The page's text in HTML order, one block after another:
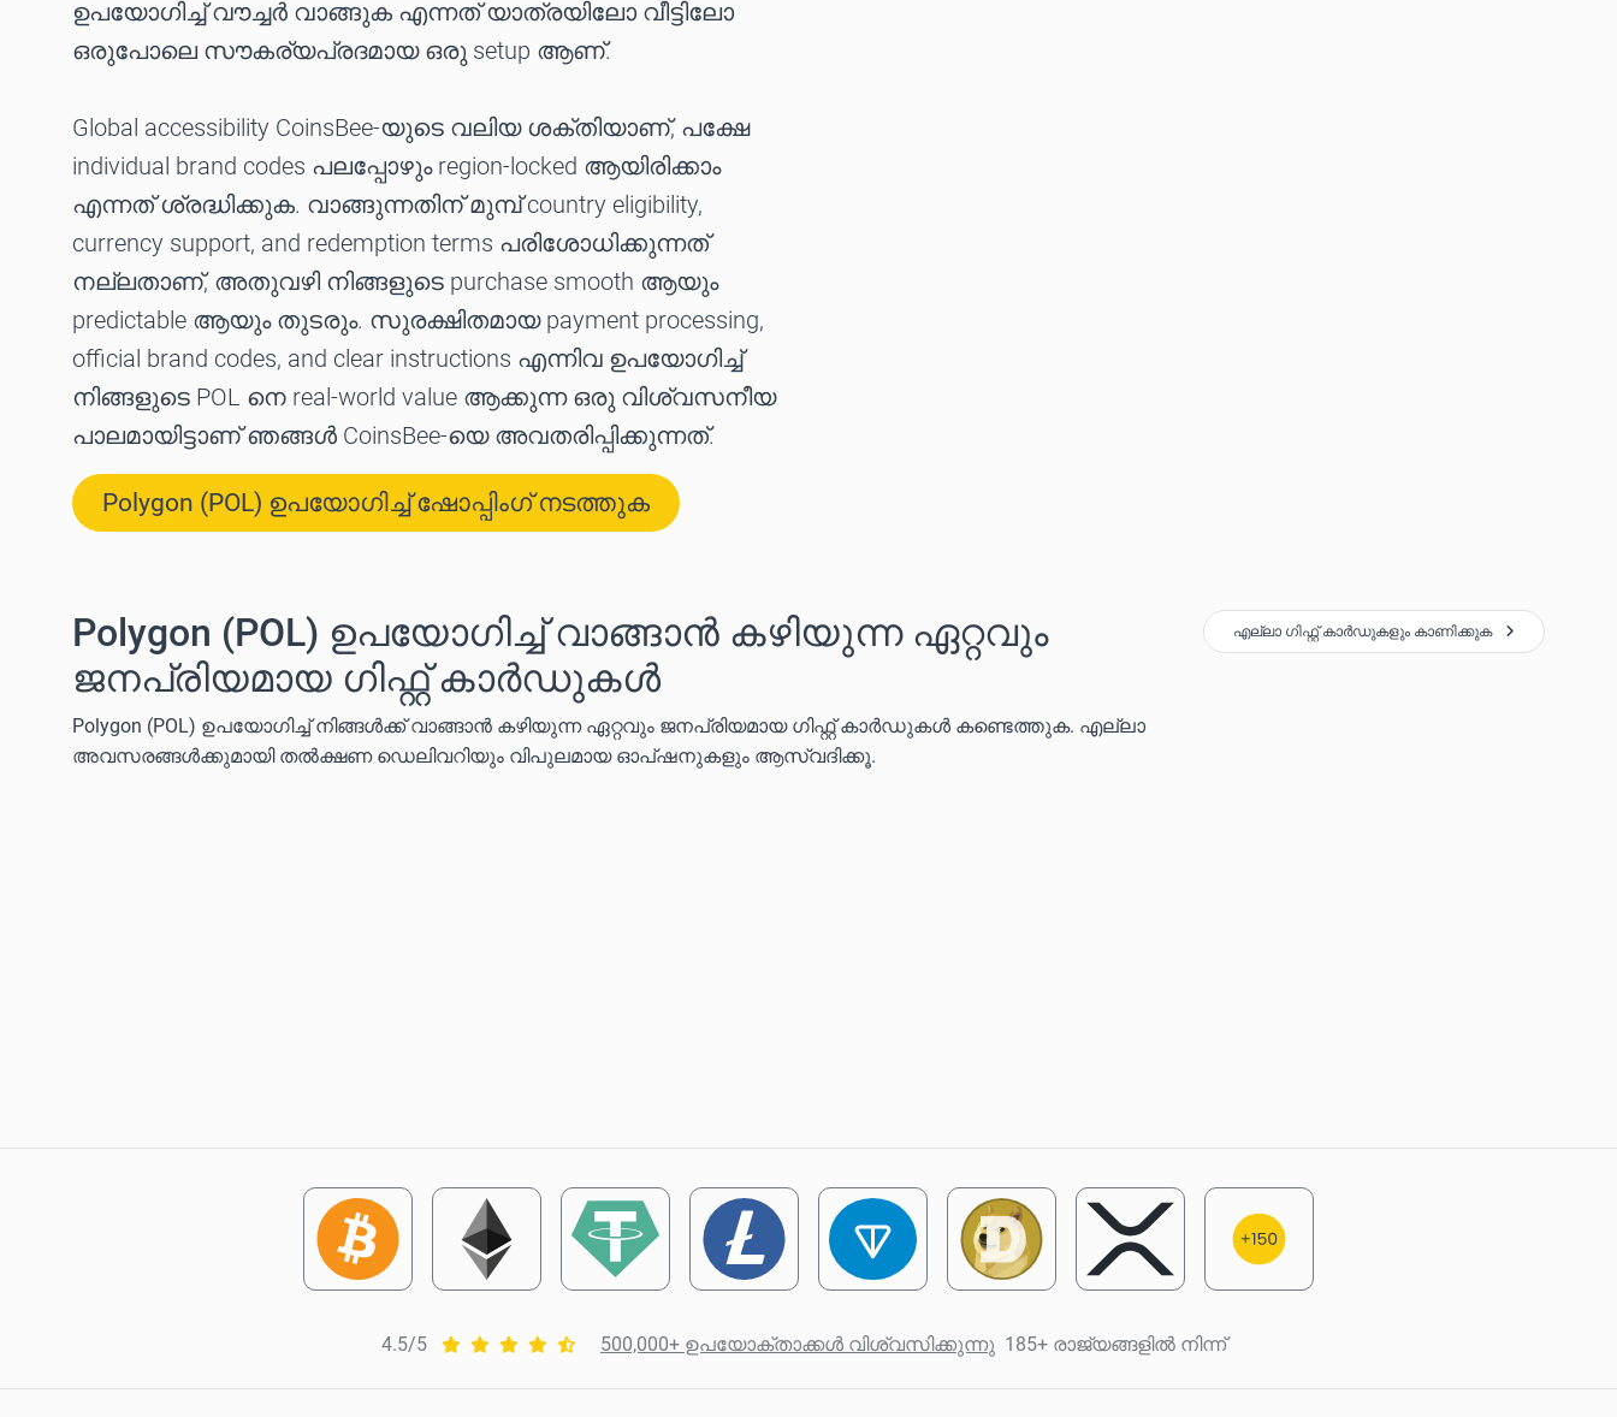
ഉപയോഗിച്ച് വൗച്ചർ വാങ്ങുക എന്നത് യാത്രയിലോ വീട്ടിലോ
ഒരുപോലെ സൗകര്യപ്രദമായ ഒരു setup ആണ്.
Global accessibility CoinsBee-യുടെ വലിയ ശക്തിയാണ്, പക്ഷേ
individual brand codes പലപ്പോഴും region-locked ആയിരിക്കാം
എന്നത് ശ്രദ്ധിക്കുക. വാങ്ങുന്നതിന് മുമ്പ് country eligibility,
currency support, and redemption terms പരിശോധിക്കുന്നത്
നല്ലതാണ്, അതുവഴി നിങ്ങളുടെ purchase smooth ആയും
predictable ആയും തുടരും. സുരക്ഷിതമായ payment processing,
official brand codes, and clear instructions എന്നിവ ഉപയോഗിച്ച്
നിങ്ങളുടെ POL നെ real-world value ആക്കുന്ന ഒരു വിശ്വസനീയ
പാലമായിട്ടാണ് ഞങ്ങൾ CoinsBee-യെ അവതരിപ്പിക്കുന്നത്.
Polygon (POL) ഉപയോഗിച്ച് ഷോപ്പിംഗ് നടത്തുക
Polygon (POL) ഉപയോഗിച്ച് വാങ്ങാൻ കഴിയുന്ന ഏറ്റവും
ജനപ്രിയമായ ഗിഫ്റ്റ് കാർഡുകൾ
Polygon (POL) ഉപയോഗിച്ച് നിങ്ങൾക്ക് വാങ്ങാൻ കഴിയുന്ന ഏറ്റവും ജനപ്രിയമായ ഗിഫ്റ്റ് കാർഡുകൾ കണ്ടെത്തുക. എല്ലാ
അവസരങ്ങൾക്കുമായി തൽക്ഷണ ഡെലിവറിയും വിപുലമായ ഓപ്ഷനുകളും ആസ്വദിക്കൂ.
എല്ലാ ഗിഫ്റ്റ് കാർഡുകളും കാണിക്കുക
4.5/5 500,000+ ഉപയോക്താക്കൾ വിശ്വസിക്കുന്നു 185+ രാജ്യങ്ങളിൽ നിന്ന്